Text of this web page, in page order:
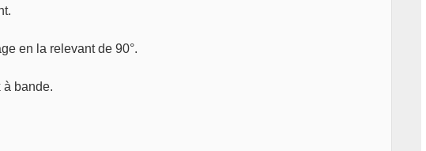
en la relevant de 90°.
à bande.